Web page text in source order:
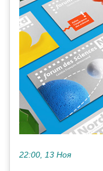
22:00, 13 Ноя